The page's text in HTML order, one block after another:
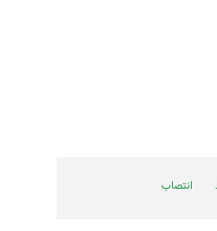
انتصاب